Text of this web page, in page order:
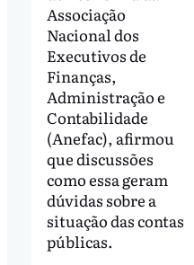
Associação
Nacional dos
Executivos de
Finanças,
Administração e
Contabilidade
(Anefac), afirmou
que discussões
como essa geram
dúvidas sobre a
situação das contas
públicas.